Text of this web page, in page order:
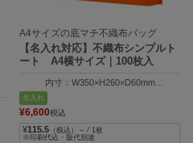
A4サイズの底マチ不織布バッグ
【名入れ対応】不織布シンプルト
ート A4横サイズ｜100枚入
内寸：W350×H260×D60mm
外寸：W410×H260×D60mm
名入れ
¥6,600税込
¥115.5 （税込）～ ⁄ 1枚
※印刷代込・版代別途